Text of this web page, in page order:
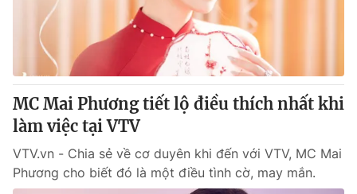
Cơ quan chủ quản:
Đài Truyền hình Việt Nam
Cơ quan báo chí:Thời báo VTV
Giấy phép hoạt động báo in và báo điện tử số 483/GP-BTTTT
cấp ngày 29/12/2023
Tổng Biên tập:Vũ Thanh Thủy
Phó Tổng Biên tập:Nguyễn Thị Mỹ Hạnh, Phạm Quốc Thắng,
024.38 355 931 - 024.38 355 932
Ðiện thoại Thời báo VTV:024.66 897 897
MC Mai Phương tiết lộ điều thích nhất khi
làm việc tại VTV
VTV.vn - Chia sẻ về cơ duyên khi đến với VTV, MC Mai
Phương cho biết đó là một điều tình cờ, may mắn.